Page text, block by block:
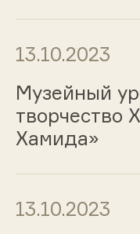
13.10.2023
Музейный
творчество
Хамида»
13.10.2023